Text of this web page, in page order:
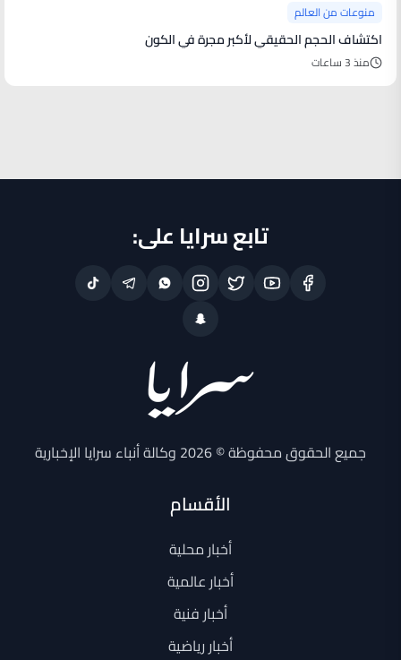
منوعات من العالم
اكتشاف الحجم الحقيقي لأكبر مجرة في الكون
منذ 3 ساعات
تابع سرايا على:
جميع الحقوق محفوظة © 2026 وكالة أنباء سرايا الإخبارية
الأقسام
أخبار محلية
أخبار عالمية
أخبار فنية
أخبار رياضية